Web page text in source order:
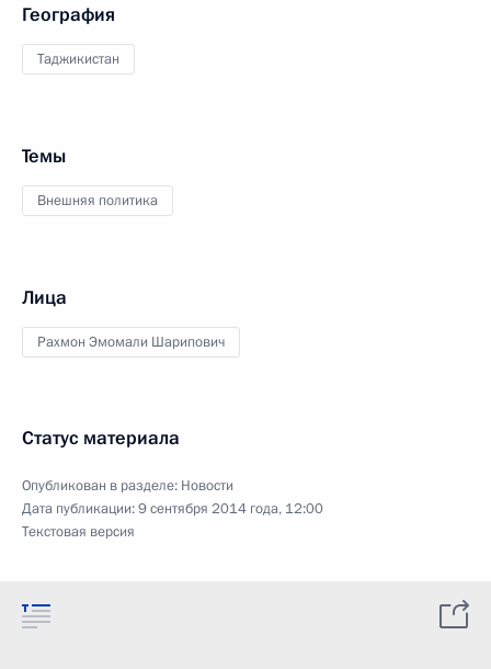
География
Таджикистан
Темы
Внешняя политика
Лица
Рахмон Эмомали Шарипович
Статус материала
Опубликован в разделе: Новости
Дата публикации:9 сентября 2014 года, 12:00
Текстовая версия